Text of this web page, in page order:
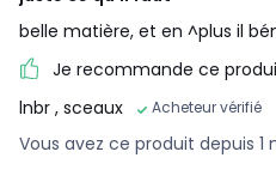
belle matière, et en ^plus il
Je recommande ce
lnbr , sceaux Acheteur vérifié
Vous avez ce produit depuis 1